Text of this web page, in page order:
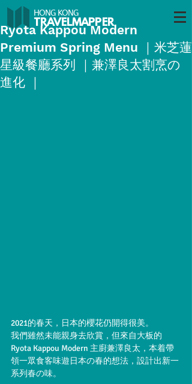
HONG KONG
TRAVELMAPPER
Ryota Kappou Modern
Premium Spring Menu ｜米芝蓮
星級餐廳系列 ｜兼澤良太割烹の
進化 ｜
2021的春天，日本的櫻花仍開得很美。
我們雖然未能親身去欣賞，但來自大板的
Ryota Kappou Modern 主廚兼澤良太，本着帶
領一眾食客味遊日本の春的想法，設計出新一
系列春の味。